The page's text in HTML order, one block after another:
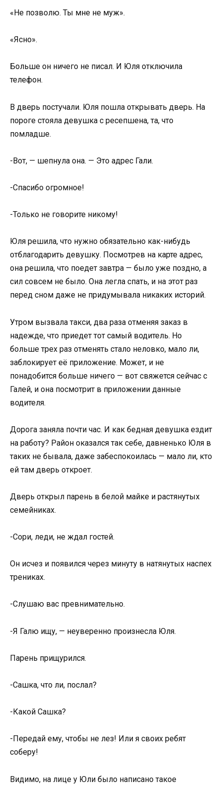
«Не позволю. Ты мне не муж».
«Ясно».
Больше он ничего не писал. И Юля отключила
телефон.
В дверь постучали. Юля пошла открывать дверь. На
пороге стояла девушка с ресепшена, та, что
помладше.
-Вот, — шепнула она. — Это адрес Гали.
-Спасибо огромное!
-Только не говорите никому!
Юля решила, что нужно обязательно как-нибудь
отблагодарить девушку. Посмотрев на карте адрес,
она решила, что поедет завтра — было уже поздно, а
сил совсем не было. Она легла спать, и на этот раз
перед сном даже не придумывала никаких историй.
Утром вызвала такси, два раза отменяя заказ в
надежде, что приедет тот самый водитель. Но
больше трех раз отменять стало неловко, мало ли,
заблокирует её приложение. Может, и не
понадобится больше ничего — вот свяжется сейчас с
Галей, и она посмотрит в приложении данные
водителя.
Дорога заняла почти час. И как бедная девушка ездит
на работу? Район оказался так себе, давненько Юля в
таких не бывала, даже забеспокоилась — мало ли, кто
ей там дверь откроет.
Дверь открыл парень в белой майке и растянутых
семейниках.
-Сори, леди, не ждал гостей.
Он исчез и появился через минуту в натянутых наспех
трениках.
-Слушаю вас превнимательно.
-Я Галю ищу, — неуверенно произнесла Юля.
Парень прищурился.
-Сашка, что ли, послал?
-Какой Сашка?
-Передай ему, чтобы не лез! Или я своих ребят
соберу!
Видимо, на лице у Юли было написано такое